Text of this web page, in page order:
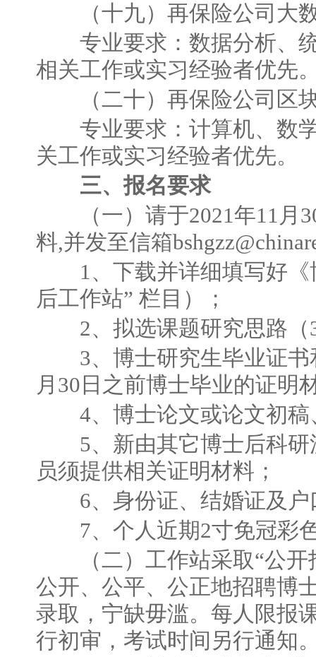
（十九）再保险公司大数
专业要求：数据分析、统
相关工作或实习经验者优先
（二十）再保险公司区
专业要求：计算机、数学
关工作或实习经验者优先。
三、报名要求
（一）请于2021年11月
料,并发至信箱
1、下载并详细填写好《
后工作站” 栏目）；
2、拟选课题研究思路（
3、博士研究生毕业证书
月30日之前博士毕业的证明
4、博士论文或论文初稿
5、新由其它博士后科研
员须提供相关证明材料；
6、身份证、结婚证及户
7、个人近期2寸免冠彩
（二）工作站采取“公开
公开、公平、公正地招聘博
录取，宁缺毋滥。每人限报
行初审，考试时间另行通知